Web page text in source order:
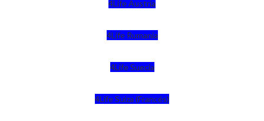
4Life Austria
4Life Rumania
4Life Suecia
4Life Suiza (Francés)